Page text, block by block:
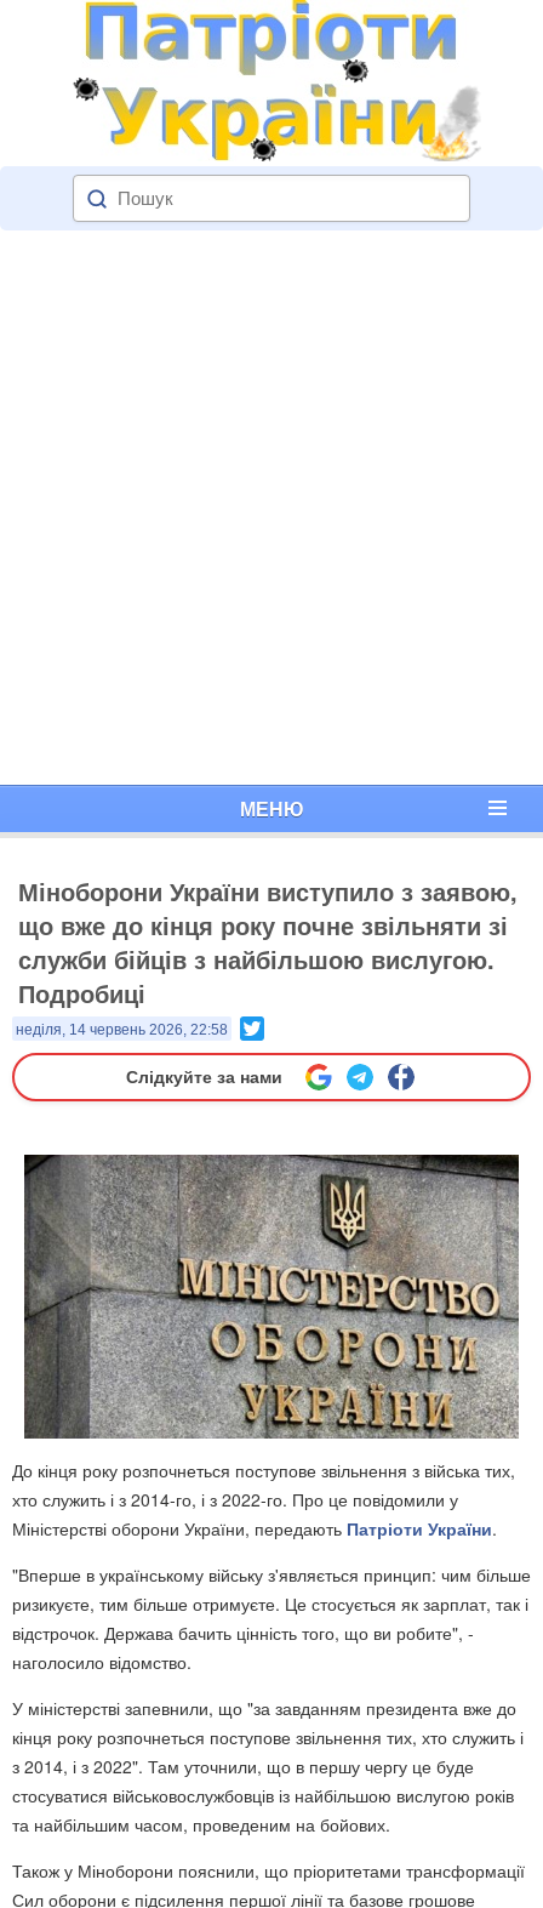
МЕНЮ
Міноборони України виступило з заявою,
що вже до кінця року почне звільняти зі
служби бійців з найбільшою вислугою.
Подробиці
неділя, 14 червень 2026, 22:58
Слідкуйте за нами
До кінця року розпочнеться поступове звільнення з війська тих,
хто служить і з 2014-го, і з 2022-го. Про це повідомили у
Міністерстві оборони України, передають Патріоти України.
"Вперше в українському війську з'являється принцип: чим більше
ризикуєте, тим більше отримуєте. Це стосується як зарплат, так і
відстрочок. Держава бачить цінність того, що ви робите", -
наголосило відомство.
У міністерстві запевнили, що "за завданням президента вже до
кінця року розпочнеться поступове звільнення тих, хто служить і
з 2014, і з 2022". Там уточнили, що в першу чергу це буде
стосуватися військовослужбовців із найбільшою вислугою років
та найбільшим часом, проведеним на бойових.
Також у Міноборони пояснили, що пріоритетами трансформації
Сил оборони є підсилення першої лінії та базове грошове